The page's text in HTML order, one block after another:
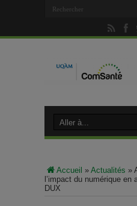
Accueil » Actualités »
l’impact du numérique
DUX